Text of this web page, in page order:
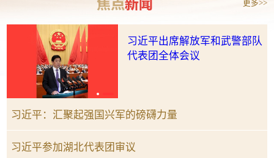
更多>>
习近平出席解放军和武警部队
代表团全体会议
习近平：汇聚起强国兴军的磅礴力量
习近平参加湖北代表团审议